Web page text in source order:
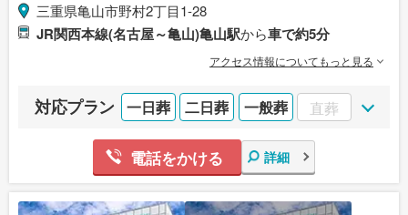
三重県亀山市野村2丁目1-28
JR関西本線(名古屋～亀山)亀山駅から車で約5分
アクセス情報についてもっと見る
対応プラン 一日葬 二日葬 一般葬 直葬
電話をかける 詳細